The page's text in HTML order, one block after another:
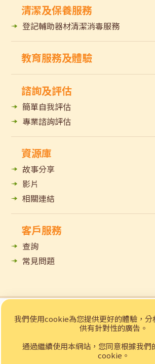
清潔及保養服務
登記輔助器材清潔消毒服務
教育服務及體驗
諮詢及評估
簡單自我評估
專業諮詢評估
資源庫
故事分享
影片
相關連結
客戶服務
查詢
常見問題
私隱聲明
免責聲明
Web Designby YSD
我們使用cookie為您提供更好的體驗，分
供有針對性的廣告。
通過繼續使用本網站，您同意根據我們
cookie。